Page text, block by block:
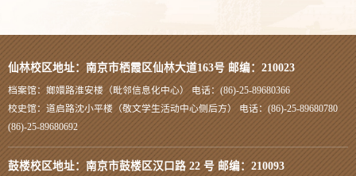
仙林校区地址：南京市栖霞区仙林大道163号 邮编：210023
档案馆：嫏嬛路淮安楼（毗邻信息化中心） 电话：(86)-25-89680366
校史馆：道启路沈小平楼（敬文学生活动中心侧后方） 电话：(86)-25-89680780
(86)-25-89680692
鼓楼校区地址：南京市鼓楼区汉口路 22 号 邮编：210093